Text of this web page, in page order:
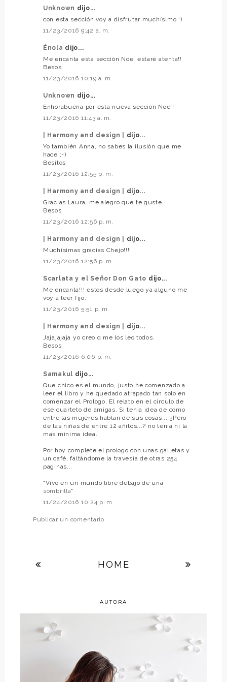
Unknown dijo...
con esta sección voy a disfrutar muchísimo :)
11/23/2016 9:42 a. m.
Énola dijo...
Me encanta esta sección Noe, estaré atenta!!
Besos
11/23/2016 10:19 a. m.
Unknown dijo...
Enhorabuena por esta nueva sección Noe!!
11/23/2016 11:43 a. m.
| Harmony and design |
dijo...
Yo también Anna, no sabes la ilusión que me
hace ;-)
Besitos
11/23/2016 12:55 p. m.
| Harmony and design |
dijo...
Gracias Laura, me alegro que te guste.
Besos
11/23/2016 12:56 p. m.
| Harmony and design |
dijo...
Muchísimas gracias Chejo!!!!
11/23/2016 12:56 p. m.
Scarlata y el Señor Don Gato dijo...
Me encanta!!! estos desde luego ya alguno me
voy a leer fijo.
11/23/2016 5:51 p. m.
| Harmony and design |
dijo...
Jajajajaja yo creo q me los leo todos.
Besos
11/23/2016 6:06 p. m.
Samakul dijo...
Que chico es el mundo, justo he comenzado a
leer el libro y he quedado atrapado tan solo en
comenzar el Prologo. El relato en el circulo de
ese cuarteto de amigas. Si tenia idea de como
entre las mujeres hablan de sus cosas... ¿Pero
de las niñas de entre 12 añitos...? no tenia ni la
mas mínima idea.
Por hoy complete el prologo con unas galletas y
un café, faltándome la travesía de otras 254
paginas...
"Vivo en un mundo libre debajo de una
sombrilla"
11/24/2016 10:24 p. m.
Publicar un comentario
HOME
AUTORA